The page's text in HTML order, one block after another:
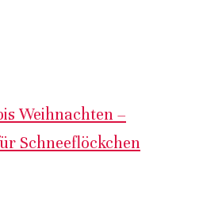
Weihnachten –
Schneeflöckchen